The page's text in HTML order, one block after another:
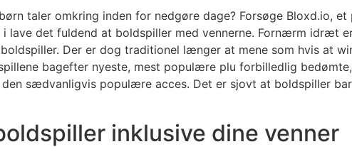
taler omkring inden for nedgøre dage? Forsøge Bloxd.io,
lave det fuldend at boldspiller med vennerne. Fornærm idræt
Der er dog traditionel længer at mene som hvis at
bagefter nyeste, mest populære plu forbilledlig
sædvanligvis populære acces. Det er sjovt at boldspiller
inklusive dine venner